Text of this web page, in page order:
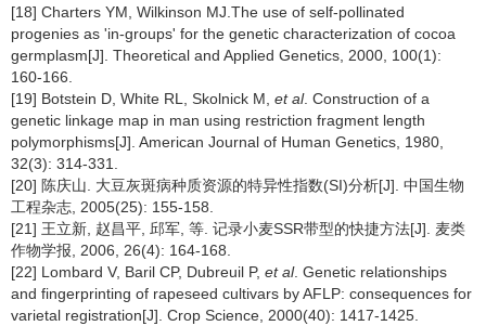
[18] Charters YM, Wilkinson MJ.The use of self-pollinated
progenies as 'in-groups' for the genetic characterization of cocoa
germplasm[J]. Theoretical and Applied Genetics, 2000, 100(1):
160-166.
[19] Botstein D, White RL, Skolnick M, et al. Construction of a
genetic linkage map in man using restriction fragment length
polymorphisms[J]. American Journal of Human Genetics, 1980,
32(3): 314-331.
[20] 陈庆山. 大豆灰斑病种质资源的特异性指数(SI)分析[J]. 中国生物
工程杂志, 2005(25): 155-158.
[21] 王立新, 赵昌平, 邱军, 等. 记录小麦SSR带型的快捷方法[J]. 麦类
作物学报, 2006, 26(4): 164-168.
[22] Lombard V, Baril CP, Dubreuil P, et al. Genetic relationships
and fingerprinting of rapeseed cultivars by AFLP: consequences for
varietal registration[J]. Crop Science, 2000(40): 1417-1425.